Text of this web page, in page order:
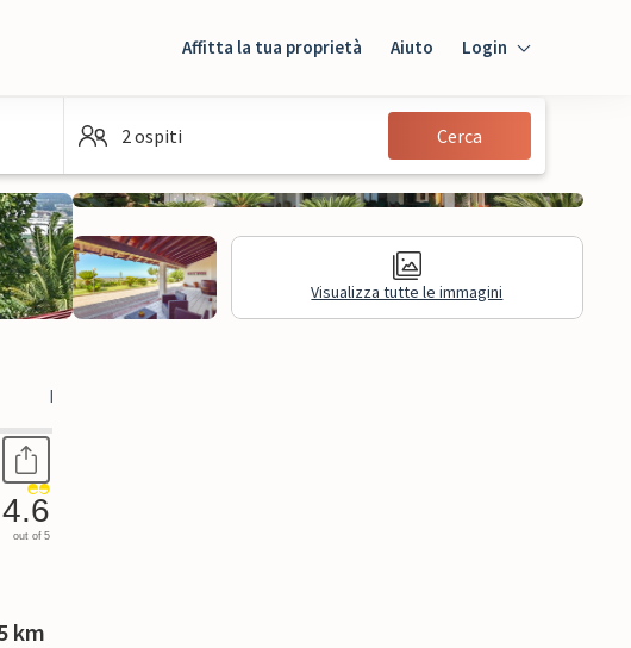
Affitta la tua proprietà Aiuto Login
Ospiti
2 ospiti Cerca
Visualizza tutte le immagini
Recensioni
4.6
out of 5
km